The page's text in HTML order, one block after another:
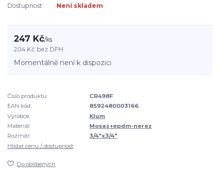
Dostupnost Není skladem
247 Kč/ks
204 Kč bez DPH
Momentálně není k dispozici
Číslo produktu:
CR498F
EAN kód:
8592480003166
Výrobce:
Klum
Materiál:
Mosaz+epdm-nerez
Rozměr:
3/4"x3/4"
Hlídat cenu / dostupnost
Do oblíbených